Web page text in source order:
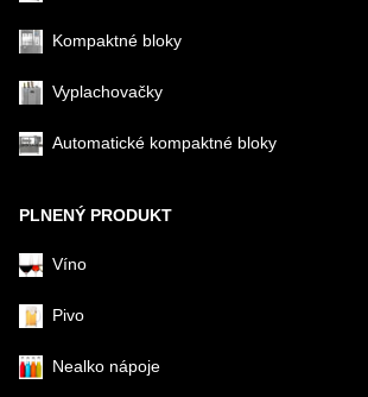
Kompaktné bloky
Vyplachovačky
Automatické kompaktné bloky
PLNENÝ PRODUKT
Víno
Pivo
Nealko nápoje